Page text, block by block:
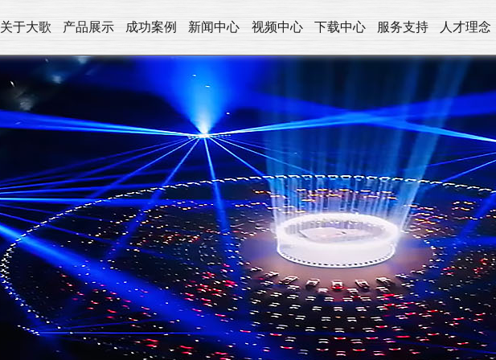
关于大歌 产品展示 成功案例 新闻中心 视频中心 下载中心 服务支持 人才理念